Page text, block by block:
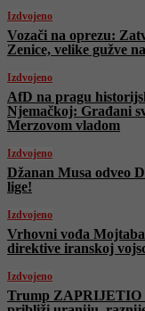
Izdvojeno
Vozači na oprezu:
Zenice, velike gužve
Izdvojeno
AfD na pragu
Njemačkoj: Građani
Merzovom vladom
Izdvojeno
Džanan Musa odveo
lige!
Izdvojeno
Vrhovni vođa
direktive iranskoj
Izdvojeno
Trump ZAPRIJETIO